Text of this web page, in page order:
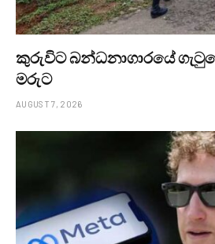
කුරුවිට බන්ධනාගාරයේ
මරුට
AUGUST 7, 2026